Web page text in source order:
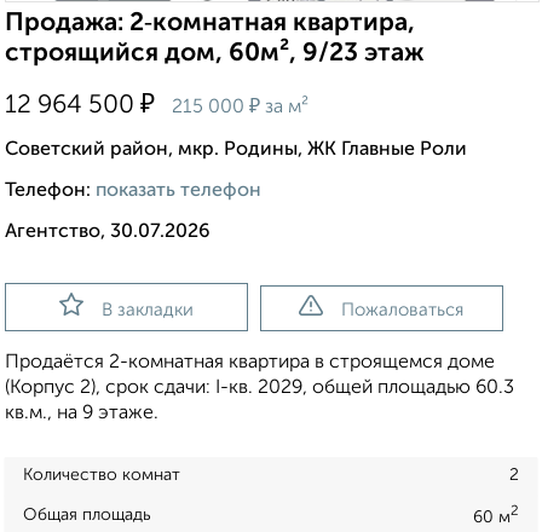
Продажа: 2‑комнатная квартира,
строящийся дом, 60м², 9/23 этаж
12 964 500 ₽ 215 000 ₽ за м²
Советский район, мкр. Родины, ЖК Главные Роли
Телефон: показать телефон
Агентство, 30.07.2026
В закладки Пожаловаться
Продаётся 2-комнатная квартира в строящемся доме
(Корпус 2), срок сдачи: I-кв. 2029, общей площадью 60.3
кв.м., на 9 этаже.
Количество комнат 2
Общая площадь 60 м2